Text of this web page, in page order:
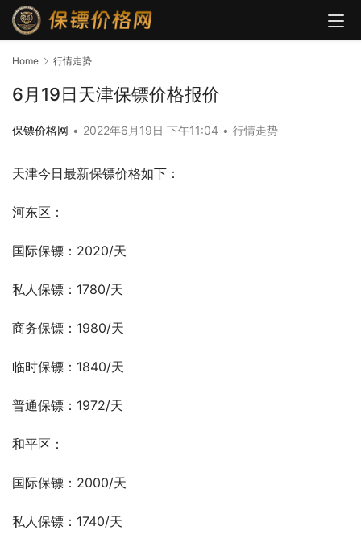
Home 行情走势
6月19日天津保镖价格报价
保镖价格网 • 2022年6月19日 下午11:04 • 行情走势
天津今日最新保镖价格如下：
河东区：
国际保镖：2020/天
私人保镖：1780/天
商务保镖：1980/天
临时保镖：1840/天
普通保镖：1972/天
和平区：
国际保镖：2000/天
私人保镖：1740/天